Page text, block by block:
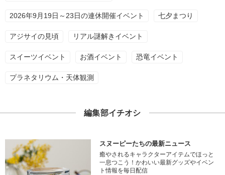
2026年9月19日～23日の連休開催イベント 七夕まつり
アジサイの見頃 リアル謎解きイベント
スイーツイベント お酒イベント 恐竜イベント
プラネタリウム・天体観測
編集部イチオシ
スヌーピーたちの最新ニュース
癒やされるキャラクターアイテムでほっと
一息つこう！かわいい最新グッズやイベン
ト情報を毎日配信